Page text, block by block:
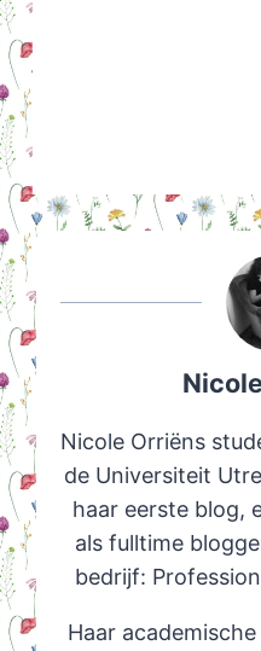
Nicole Orriëns
de Universiteit
haar eerste blog,
als fulltime
bedrijf:
Haar